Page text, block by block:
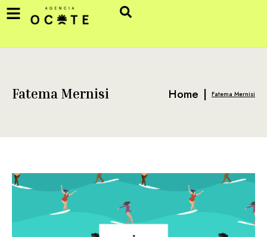
Fatema Mernisi Home | Fatema Mernisi